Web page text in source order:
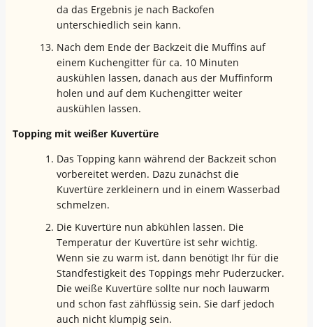
da das Ergebnis je nach Backofen
unterschiedlich sein kann.
Nach dem Ende der Backzeit die Muffins auf
einem Kuchengitter für ca. 10 Minuten
auskühlen lassen, danach aus der Muffinform
holen und auf dem Kuchengitter weiter
auskühlen lassen.
Topping mit weißer Kuvertüre
Das Topping kann während der Backzeit schon
vorbereitet werden. Dazu zunächst die
Kuvertüre zerkleinern und in einem Wasserbad
schmelzen.
Die Kuvertüre nun abkühlen lassen. Die
Temperatur der Kuvertüre ist sehr wichtig.
Wenn sie zu warm ist, dann benötigt Ihr für die
Standfestigkeit des Toppings mehr Puderzucker.
Die weiße Kuvertüre sollte nur noch lauwarm
und schon fast zähflüssig sein. Sie darf jedoch
auch nicht klumpig sein.